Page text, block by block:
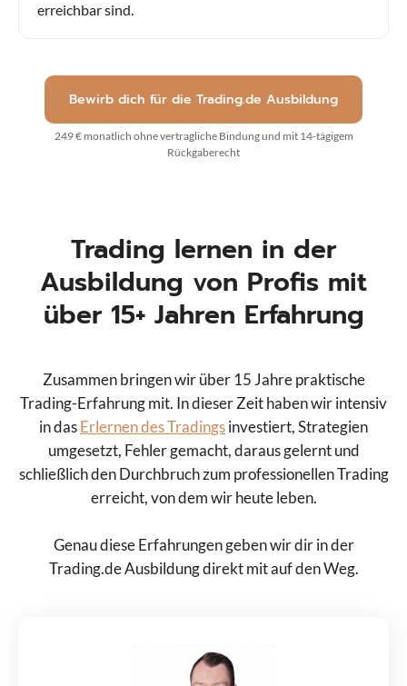
erreichbar sind.
Bewirb dich für die Trading.de Ausbildung
249 € monatlich ohne vertragliche Bindung und mit 14-tägigem
Rückgaberecht
Trading lernen in der
Ausbildung von Profis mit
über 15+ Jahren Erfahrung
Zusammen bringen wir über 15 Jahre praktische
Trading-Erfahrung mit. In dieser Zeit haben wir intensiv
in dasErlernen des Tradingsinvestiert, Strategien
umgesetzt, Fehler gemacht, daraus gelernt und
schließlich den Durchbruch zum professionellen Trading
erreicht, von dem wir heute leben.
Genau diese Erfahrungen geben wir dir in der
Trading.de Ausbildung direkt mit auf den Weg.